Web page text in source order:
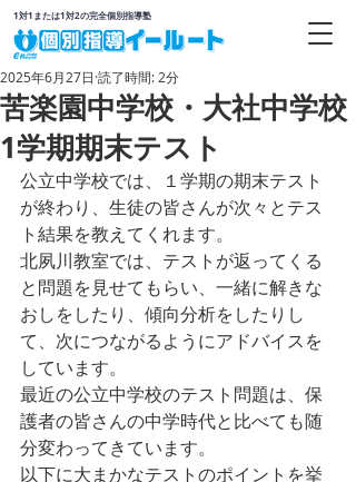
1対1または1対2の完全個別指導塾
苦楽園中学校・大社中学校
1学期期末テスト
2025年6月27日 読了時間: 2分
公立中学校では、１学期の期末テスト
が終わり、生徒の皆さんが次々とテス
ト結果を教えてくれます。
北夙川教室では、テストが返ってくる
と問題を見せてもらい、一緒に解きな
おしをしたり、傾向分析をしたりし
て、次につながるようにアドバイスを
しています。
最近の公立中学校のテスト問題は、保
護者の皆さんの中学時代と比べても随
分変わってきています。
以下に大まかなテストのポイントを挙